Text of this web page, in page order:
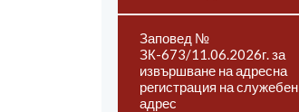
Заповед №
ЗК-673/11.06.2026г. за
извършване на адресна
регистрация на служебен
адрес